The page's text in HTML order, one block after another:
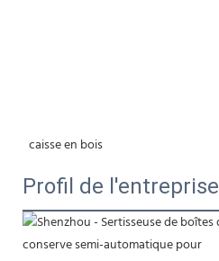
caisse en bois
Profil de l'entreprise